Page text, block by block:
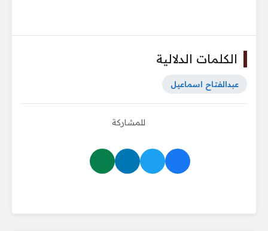
الكلمات الدلالية
عبدالفتاح اسماعيل
للمشاركة